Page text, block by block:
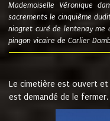
Mademoiselle Véronique
sacrements le cinquième
niogret curé de lentenay me
pingon vicaire de Corlier
Le cimetière est ouvert et
est demandé de le fermer.